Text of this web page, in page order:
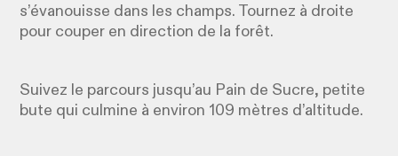
s’évanouisse dans les champs. Tournez à droite
pour couper en direction de la forêt.
Suivez le parcours jusqu’au Pain de Sucre, petite
bute qui culmine à environ 109 mètres d’altitude.